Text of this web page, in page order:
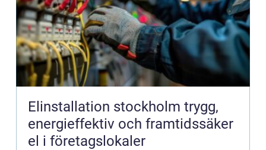
Elinstallation stockholm trygg,
energieffektiv och framtidssäker
el i företagslokaler